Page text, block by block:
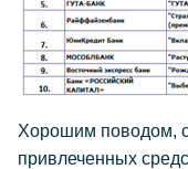
Хорошим поводом,
привлеченных